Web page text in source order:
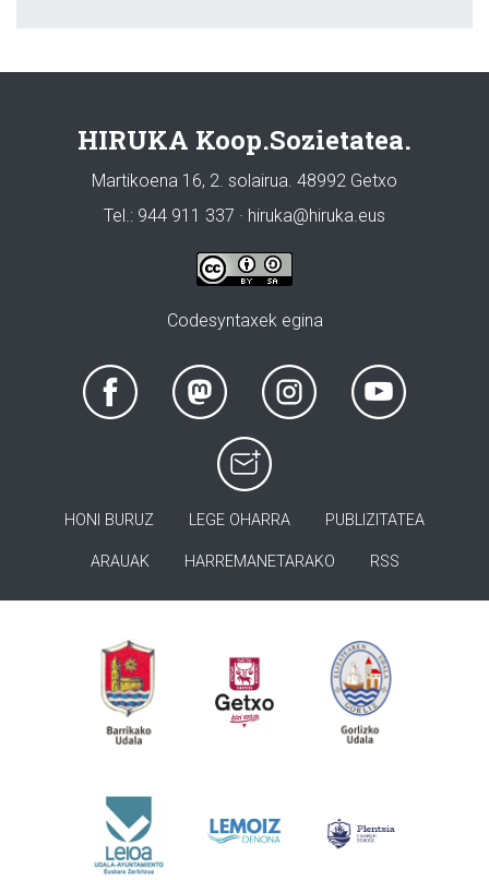
HIRUKA Koop.Sozietatea.
Martikoena 16, 2. solairua. 48992 Getxo
Tel.: 944 911 337 · hiruka@hiruka.eus
Codesyntaxek egina
HONI BURUZ LEGE OHARRA PUBLIZITATEA
ARAUAK HARREMANETARAKO RSS